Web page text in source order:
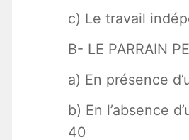
c) Le travail
B- LE PARRAIN
a) En présence
b) En l’absence
40